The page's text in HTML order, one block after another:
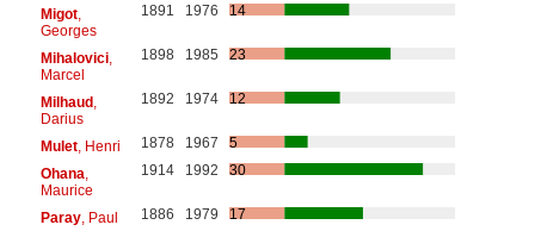
Migot,
Georges
1891 1976 14
Mihalovici,
Marcel
1898 1985 23
Milhaud,
Darius
1892 1974 12
Mulet, Henri 1878 1967
5
Ohana
Maurice
1914 1992 30
Paray, Paul 1886 1979
17